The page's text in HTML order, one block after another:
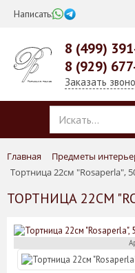
Написать:
8 (499)
8 (929)
Заказать
Главная Предметы
Тортница 22см "Rosaperla",
ТОРТНИЦА 22СМ